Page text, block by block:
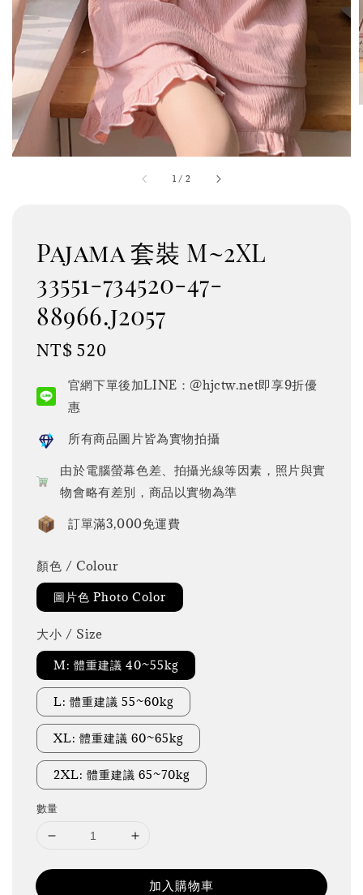
1 / 2
Pajama 套裝 M~2XL
33551-734520-47-
88966.j2057
Regular
NT$ 520
官網下單後加LINE：@hjctw.net即享9折優
惠
所有商品圖片皆為實物拍攝
由於電腦螢幕色差、拍攝光線等因素，照片與實
物會略有差別，商品以實物為準
訂單滿3,000免運費
顏色 / Colour
圖片色 Photo Color
大小 / Size
M: 體重建議 40~55kg
L: 體重建議 55~60kg
XL: 體重建議 60~65kg
2XL: 體重建議 65~70kg
數量
加入購物車